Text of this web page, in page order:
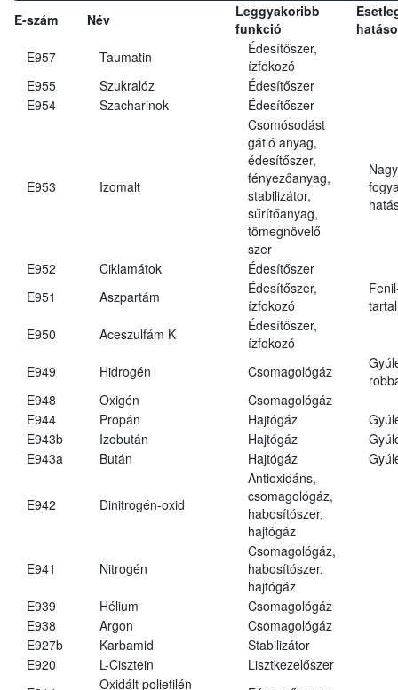
E-szám Név
Leggyakoribb
funkció
E957
Taumatin
Édesítőszer,
ízfokozó
E955
Szukralóz
Édesítőszer
E954
Szacharinok Édesítőszer
E953 Izomalt
Csomósodást
gátló anyag,
édesítőszer,
fényezőanyag,
stabilizátor,
sűrítőanyag,
tömegnövelő
szer
E952 Ciklamátok
Édesítőszer
E951
Aszpartám
Édesítőszer,
ízfokozó
E950
Aceszulfám K
Édesítőszer,
ízfokozó
E949
Hidrogén Csomagológáz
E948
Oxigén
Csomagológáz
E944
Propán Hajtógáz
E943b
Izobután Hajtógáz
E943a
Bután Hajtógáz
E942 Dinitrogén-oxid
Antioxidáns,
csomagológáz,
habosítószer,
hajtógáz
E941 Nitrogén
Csomagológáz,
habosítószer,
hajtógáz
E939
Hélium
Csomagológáz
E938
Argon
Csomagológáz
E927b
Karbamid
Stabilizátor
E920
L-Cisztein
Lisztkezelőszer
Oxidált polietilén